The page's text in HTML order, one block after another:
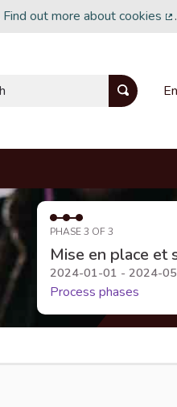
Find out more about cookies .
PHASE 3 OF 3
Mise en place et
2024-01-01 - 2024-
Process phases